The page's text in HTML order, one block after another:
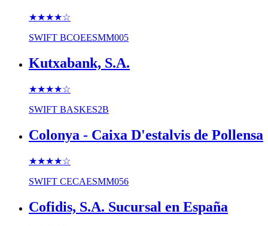
★★★★☆
SWIFT BCOEESMM005
Kutxabank, S.A.
★★★★☆
SWIFT BASKES2B
Colonya - Caixa D'estalvis de Pollensa
★★★★☆
SWIFT CECAESMM056
Cofidis, S.A. Sucursal en España